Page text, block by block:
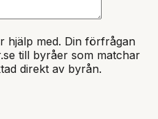
hjälp med. Din förfrågan
till byråer som matchar
direkt av byrån.